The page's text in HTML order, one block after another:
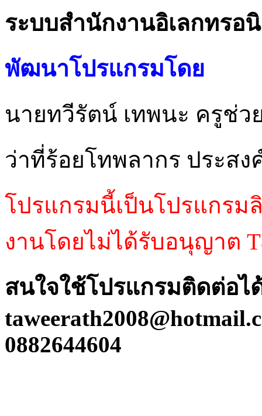
ระบบสำนักงานอิเลกทรอ
พัฒนาโปรแกรมโดย
นายทวีรัตน์ เทพนะ ครูช่ว
ว่าที่ร้อยโทพลากร ประสง
โปรแกรมนี้เป็นโปรแกรม
งานโดยไม่ได้รับอนุญาต
สนใจใช้โปรแกรมติดต่อไ
0882644604